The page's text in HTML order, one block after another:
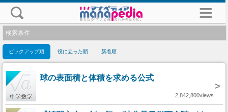
検索条件
ピックアップ順 役に立った順 新着順
球の表面積と体積を求める公式
>
2,842,800views